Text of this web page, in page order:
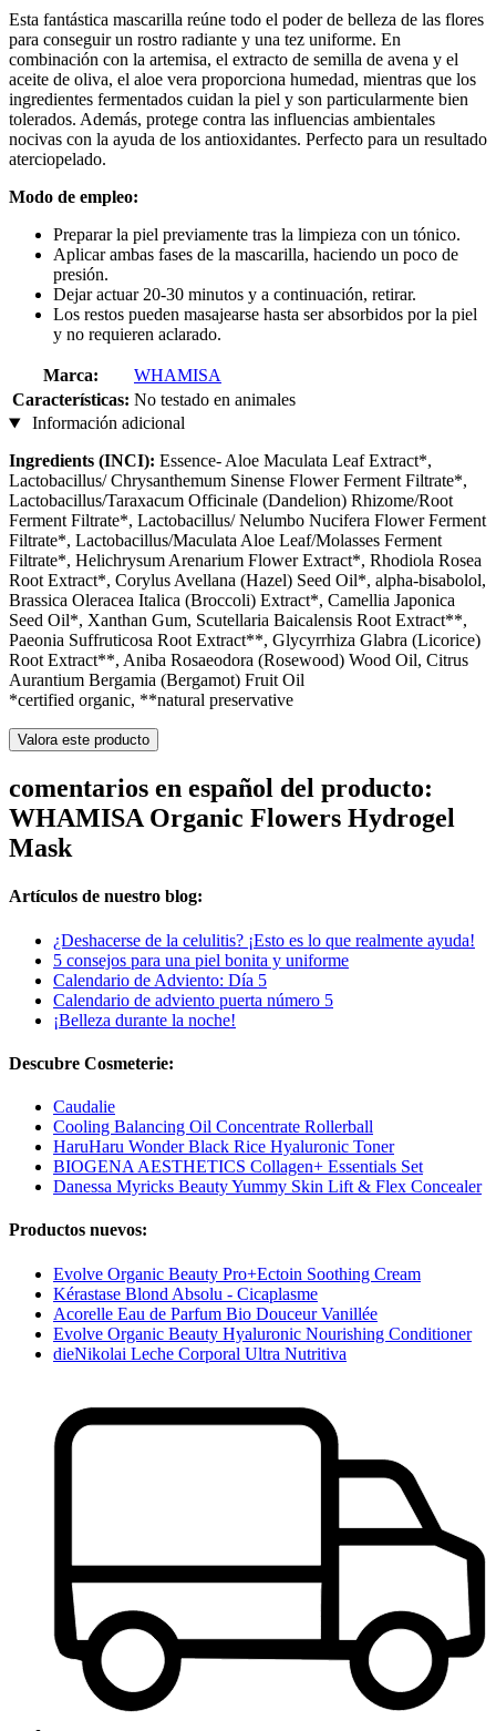
Esta fantástica mascarilla reúne todo el poder de belleza de las flores
para conseguir un rostro radiante y una tez uniforme. En
combinación con la artemisa, el extracto de semilla de avena y el
aceite de oliva, el aloe vera proporciona humedad, mientras que los
ingredientes fermentados cuidan la piel y son particularmente bien
tolerados. Además, protege contra las influencias ambientales
nocivas con la ayuda de los antioxidantes. Perfecto para un resultado
aterciopelado.
Modo de empleo:
Preparar la piel previamente tras la limpieza con un tónico.
Aplicar ambas fases de la mascarilla, haciendo un poco de
presión.
Dejar actuar 20-30 minutos y a continuación, retirar.
Los restos pueden masajearse hasta ser absorbidos por la piel
y no requieren aclarado.
Marca:
WHAMISA
Características: No testado en animales
Información adicional
Ingredients (INCI): Essence- Aloe Maculata Leaf Extract*,
Lactobacillus/ Chrysanthemum Sinense Flower Ferment Filtrate*,
Lactobacillus/Taraxacum Officinale (Dandelion) Rhizome/Root
Ferment Filtrate*, Lactobacillus/ Nelumbo Nucifera Flower Ferment
Filtrate*, Lactobacillus/Maculata Aloe Leaf/Molasses Ferment
Filtrate*, Helichrysum Arenarium Flower Extract*, Rhodiola Rosea
Root Extract*, Corylus Avellana (Hazel) Seed Oil*, alpha-bisabolol,
Brassica Oleracea Italica (Broccoli) Extract*, Camellia Japonica
Seed Oil*, Xanthan Gum, Scutellaria Baicalensis Root Extract**,
Paeonia Suffruticosa Root Extract**, Glycyrrhiza Glabra (Licorice)
Root Extract**, Aniba Rosaeodora (Rosewood) Wood Oil, Citrus
Aurantium Bergamia (Bergamot) Fruit Oil
*certified organic, **natural preservative
Valora este producto
comentarios en español del producto:
WHAMISA Organic Flowers Hydrogel
Mask
Artículos de nuestro blog:
¿Deshacerse de la celulitis? ¡Esto es lo que realmente ayuda!
5 consejos para una piel bonita y uniforme
Calendario de Adviento: Día 5
Calendario de adviento puerta número 5
¡Belleza durante la noche!
Descubre Cosmeterie:
Caudalie
Cooling Balancing Oil Concentrate Rollerball
HaruHaru Wonder Black Rice Hyaluronic Toner
BIOGENA AESTHETICS Collagen+ Essentials Set
Danessa Myricks Beauty Yummy Skin Lift & Flex Concealer
Productos nuevos:
Evolve Organic Beauty Pro+Ectoin Soothing Cream
Kérastase Blond Absolu - Cicaplasme
Acorelle Eau de Parfum Bio Douceur Vanillée
Evolve Organic Beauty Hyaluronic Nourishing Conditioner
dieNikolai Leche Corporal Ultra Nutritiva